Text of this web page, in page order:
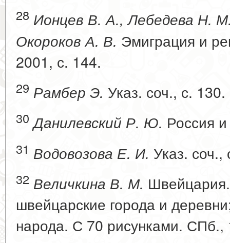
28 Ионцев В. А., Лебедева Н.
Окороков А. В. Эмиграция и
2001, с. 144.
29 Рамбер Э. Указ. соч., с. 130.
30 Данилевский Р. Ю. Россия
31 Водовозова Е. И. Указ. соч.,
32 Величкина В. М.
швейцарские города и
народа. С 70 рисунками. СПб.,